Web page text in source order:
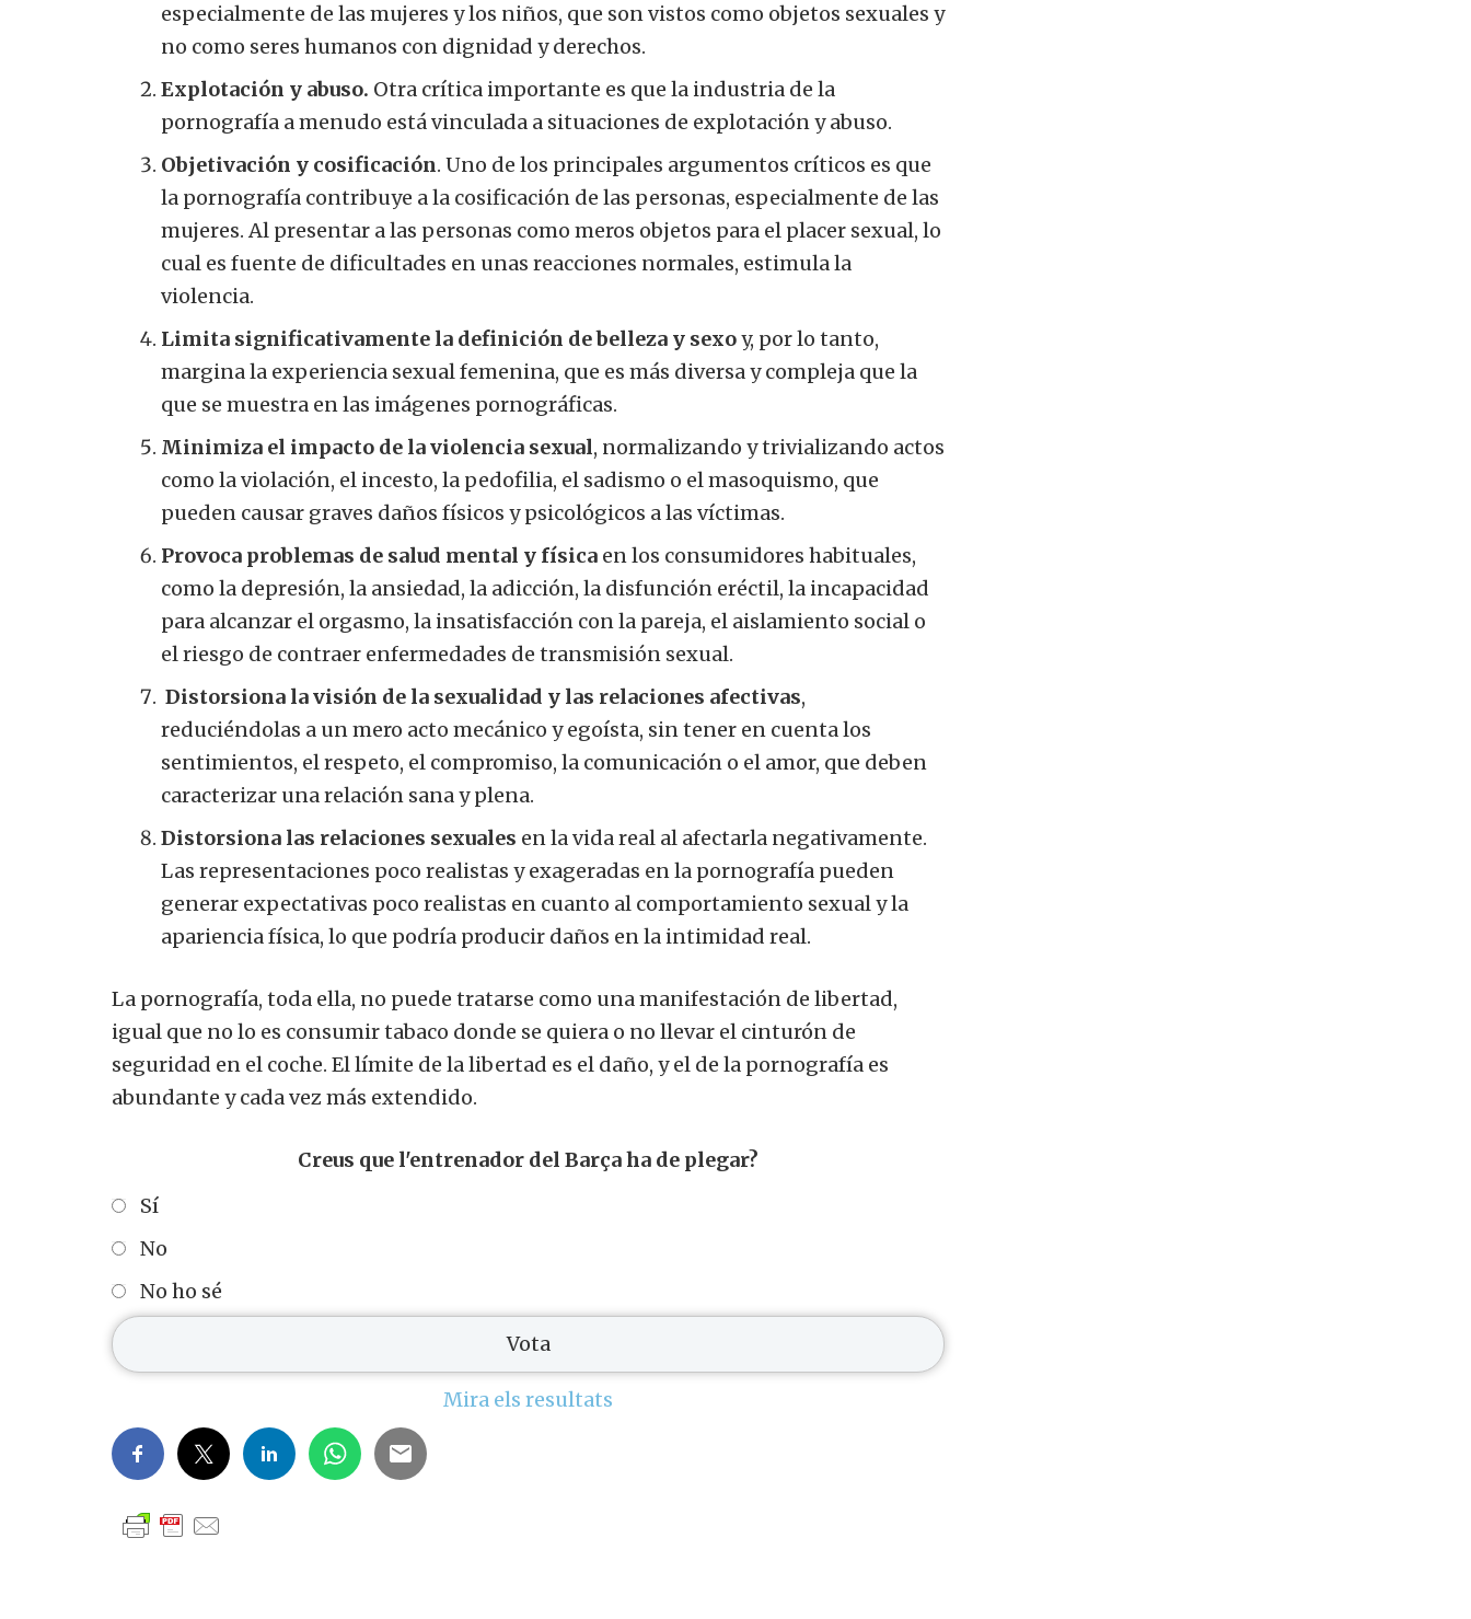
especialmente de las mujeres y los niños, que son vistos como objetos sexuales y
no como seres humanos con dignidad y derechos.
Explotación y abuso. Otra crítica importante es que la industria de la
pornografía a menudo está vinculada a situaciones de explotación y abuso.
Objetivación y cosificación. Uno de los principales argumentos críticos es que
la pornografía contribuye a la cosificación de las personas, especialmente de las
mujeres. Al presentar a las personas como meros objetos para el placer sexual, lo
cual es fuente de dificultades en unas reacciones normales, estimula la
violencia.
Limita significativamente la definición de belleza y sexoy, por lo tanto,
margina la experiencia sexual femenina, que es más diversa y compleja que la
que se muestra en las imágenes pornográficas.
Minimiza el impacto de la violencia sexual, normalizando y trivializando actos
como la violación, el incesto, la pedofilia, el sadismo o el masoquismo, que
pueden causar graves daños físicos y psicológicos a las víctimas.
Provoca problemas de salud mental y física en los consumidores habituales,
como la depresión, la ansiedad, la adicción, la disfunción eréctil, la incapacidad
para alcanzar el orgasmo, la insatisfacción con la pareja, el aislamiento social o
el riesgo de contraer enfermedades de transmisión sexual.
Distorsiona la visión de la sexualidad y las relaciones afectivas,
reduciéndolas a un mero acto mecánico y egoísta, sin tener en cuenta los
sentimientos, el respeto, el compromiso, la comunicación o el amor, que deben
caracterizar una relación sana y plena.
Distorsiona las relaciones sexuales en la vida real al afectarla negativamente.
Las representaciones poco realistas y exageradas en la pornografía pueden
generar expectativas poco realistas en cuanto al comportamiento sexual y la
apariencia física, lo que podría producir daños en la intimidad real.
La pornografía, toda ella, no puede tratarse como una manifestación de libertad,
igual que no lo es consumir tabaco donde se quiera o no llevar el cinturón de
seguridad en el coche. El límite de la libertad es el daño, y el de la pornografía es
abundante y cada vez más extendido.
Creus que l'entrenador del Barça ha de plegar?
Sí
No
No ho sé
Mira els resultats